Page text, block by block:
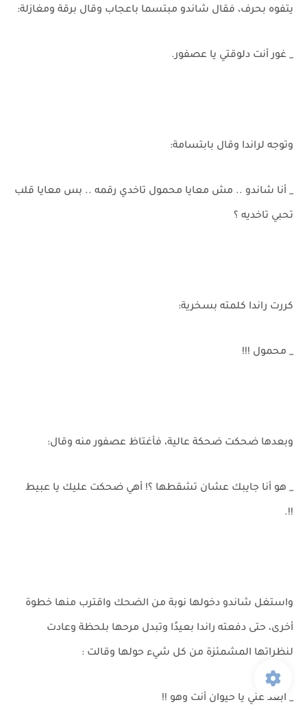
يتفوه بحرف، فقال شاندو مبتسما باعجاب وقال برقة ومغازلة:
_ غور أنت دلوقتي يا عصفور.
وتوجه لراندا وقال بابتسامة:
_ أنا شاندو .. مش معايا محمول تاخدي رقمه .. بس معايا قلب
تحبي تاخديه ؟
كررت راندا كلمته بسخرية:
_ محمول !!!
وبعدها ضحكت ضحكة عالية، فأغتاظ عصفور منه وقال:
_ هو أنا جايبك عشان تشقطها ؟! أهي ضحكت عليك يا عبيط
!!.
واستغل شاندو دخولها نوبة من الضحك واقترب منها خطوة
أخرى، حتى دفعته راندا بعيدًا وتبدل مرحها بلحظة وعادت
لنظراتها المشمئزة من كل شيء حولها وقالت :
_ ابعد عني يا حيوان أنت وهو !!